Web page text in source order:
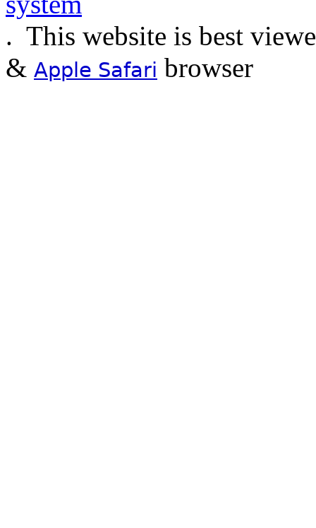
. This website is best
& Apple Safari browser